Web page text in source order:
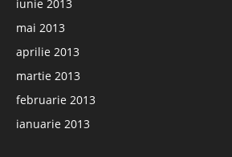
iunie 2013
mai 2013
aprilie 2013
martie 2013
februarie 2013
ianuarie 2013